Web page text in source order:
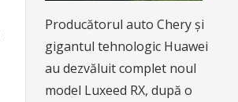
Producătorul auto Chery și
gigantul tehnologic Huawei
au dezvăluit complet noul
model Luxeed RX, după o